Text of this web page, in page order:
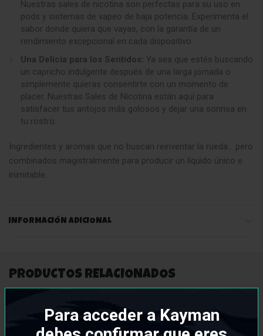
Para acceder a Kayman
Nuestras sales de nicotina son perfectas para su uso en
pods y sistemas de vapeo de baja potencia. Experimenta el
sabor donde quiera que vayas, con la garantía de un
rendimiento excepcional en cada dispositivo.
Una Delicia para los Sentidos: Ya sea que estés buscando
un capricho indulgente después de una larga jornada o
simplemente quieras consentirte con un momento de
placer. Nuestras Sales de Nicotina están aquí para
satisfacer tus antojos más golosos y dejar una sonrisa en
tu rostro.
Ingredientes y aromas que no buscan reinventar la rueda… pero
combinados magistralmente para producir un líquido único e
inimitable.
INFORMACIÓN ADICIONAL
PRODUCTOS RELACIONADOS